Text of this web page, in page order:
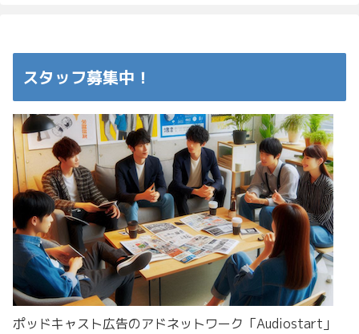
スタッフ募集中！
ポッドキャスト広告のアドネットワーク「Audiostart」